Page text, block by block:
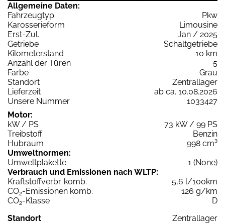
Allgemeine Daten:
Fahrzeugtyp
Pkw
Karosserieform
Limousine
Erst-Zul.
Jan / 2025
Getriebe
Schaltgetriebe
Kilometerstand
10 km
Anzahl der Türen
5
Farbe
Grau
Standort
Zentrallager
Lieferzeit
ab ca. 10.08.2026
Unsere Nummer
1033427
Motor:
kW / PS
73 kW / 99 PS
Treibstoff
Benzin
Hubraum
998 cm³
Umweltnormen:
Umweltplakette
1 (None)
Verbrauch und Emissionen nach WLTP:
Kraftstoffverbr. komb.
5,6 l/100km
CO2-Emissionen komb.
126 g/km
CO2-Klasse
D
Standort
Zentrallager